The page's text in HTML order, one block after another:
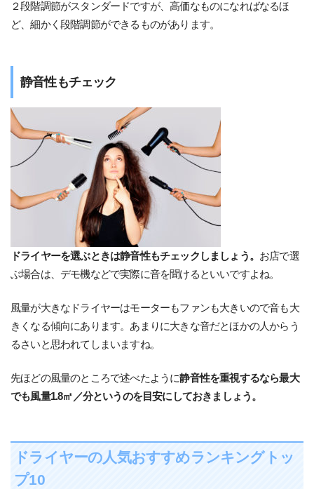
２段階調節がスタンダードですが、高価なものになればなるほ
ど、細かく段階調節ができるものがあります。
静音性もチェック
ドライヤーを選ぶときは静音性もチェックしましょう。 お店で選
ぶ場合は、デモ機などで実際に音を聞けるといいですよね。
風量が大きなドライヤーはモーターもファンも大きいので音も大
きくなる傾向にあります。あまりに大きな音だとほかの人からう
るさいと思われてしまいますね。
先ほどの風量のところで述べたように静音性を重視するなら最大
でも風量1.8㎡／分というのを目安にしておきましょう。
ドライヤーの人気おすすめランキングトッ
プ10